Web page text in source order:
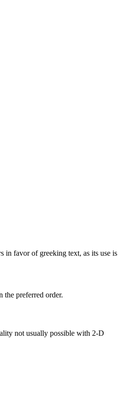
in favor of greeking text, as its use is
preferred order.
not usually possible with 2-D